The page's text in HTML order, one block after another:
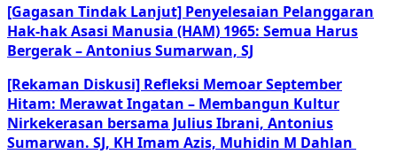
[Gagasan Tindak Lanjut] Penyelesaian Pelanggaran
Hak-hak Asasi Manusia (HAM) 1965: Semua Harus
Bergerak – Antonius Sumarwan, SJ
[Rekaman Diskusi] Refleksi Memoar September
Hitam: Merawat Ingatan – Membangun Kultur
Nirkekerasan bersama Julius Ibrani, Antonius
Sumarwan. SJ, KH Imam Azis, Muhidin M Dahlan